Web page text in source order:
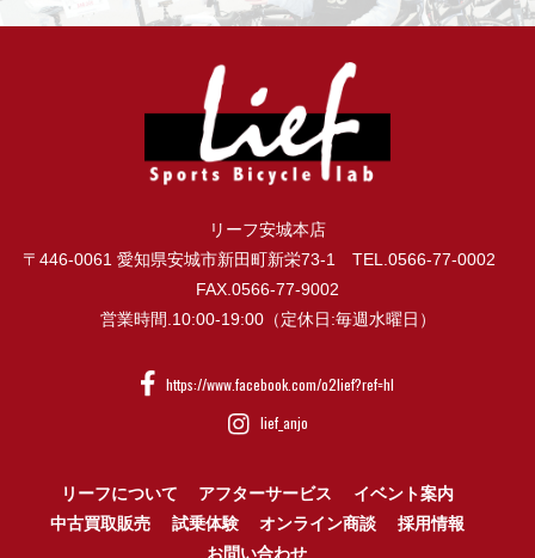
リーフ安城本店
〒446-0061 愛知県安城市新田町新栄73-1 TEL.0566-77-0002
FAX.0566-77-9002
営業時間.10:00-19:00（定休日:毎週水曜日）
https://www.facebook.com/o2lief?ref=hl
lief_anjo
リーフについて アフターサービス
イベント案内
中古買取販売
試乗体験 オンライン商談
採用情報
お問い合わせ